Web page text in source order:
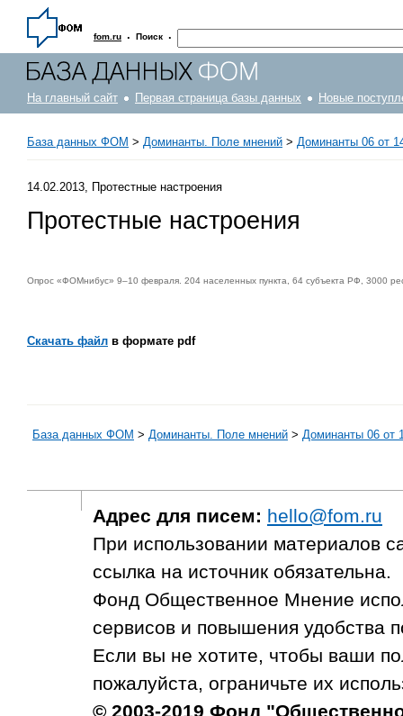
fom.ru · Поиск ·
На главный сайт Первая страница базы данных Новые
База данных ФОМ > Доминанты. Поле мнений > Доминанты 06 от
14.02.2013, Протестные настроения
Протестные настроения
Опрос «ФОМнибус» 9–10 февраля. 204 населенных пункта, 64 субъекта РФ, 3000
Скачать файл в формате pdf
База данных ФОМ > Доминанты. Поле мнений > Доминанты 06 от
Адрес для писем: hello@fom.ru
При использовании материалов
ссылка на источник обязательна.
Фонд Общественное Мнение
сервисов и повышения удобства
Если вы не хотите, чтобы ваши
пожалуйста, ограничьте их
© 2003-2019 Фонд